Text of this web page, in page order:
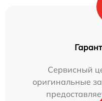
Сервисный
оригинальные